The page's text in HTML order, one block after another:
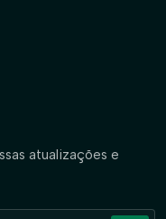
atualizações e